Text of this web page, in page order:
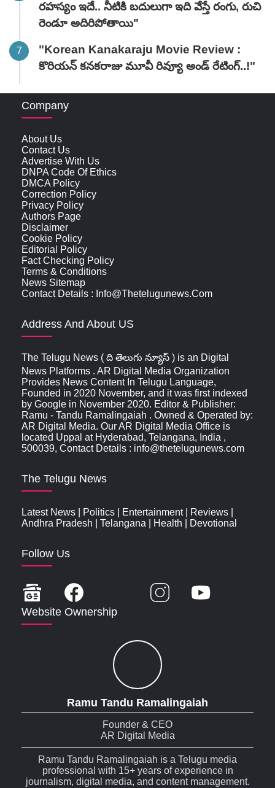
రహస్యం ఇదే.. నీటికి బదులుగా ఇది వేస్తే రంగు, రుచి
రెండూ అదిరిపోతాయి"
"Korean Kanakaraju Movie Review :
కొరియన్ కనకరాజు మూవీ రివ్యూ అండ్ రేటింగ్‌..!"
Company
About Us
Contact Us
Advertise With Us
DNPA Code Of Ethics
DMCA Policy
Correction Policy
Privacy Policy
Authors Page
Disclaimer
Cookie Policy
Editorial Policy
Fact Checking Policy
Terms & Conditions
News Sitemap
Contact Details : Info@thetelugunews.com
Address And About US
The Telugu News ( ది తెలుగు న్యూస్‌ ) is an Digital
News Platforms . AR Digital Media Organization
Provides News Content In Telugu Language,
Founded in 2020 November, and it was first indexed
by Google in November 2020. Editor & Publisher:
Ramu - Tandu Ramalingaiah . Owned & Operated by:
AR Digital Media. Our AR Digital Media Office is
located Uppal at Hyderabad, Telangana, India ,
500039, Contact Details : info@thetelugunews.com
The Telugu News
Latest News Politics Entertainment| Reviews
Andhra Pradesh
Telangana Health Devotional
Follow Us
Website Ownership
Ramu Tandu Ramalingaiah
Founder & CEO
AR Digital Media
Ramu Tandu Ramalingaiah is a Telugu media
professional with 15+ years of experience in
journalism, digital media, and content management.